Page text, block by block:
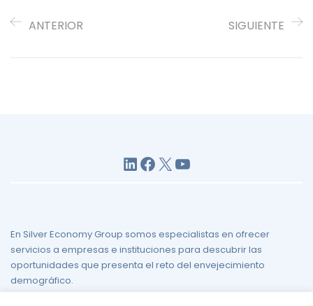
ANTERIOR SIGUIENTE
LinkedIn
Facebook
X YouTube
En Silver Economy Group somos especialistas en ofrecer
servicios a empresas e instituciones para descubrir las
oportunidades que presenta el reto del envejecimiento
demográfico.